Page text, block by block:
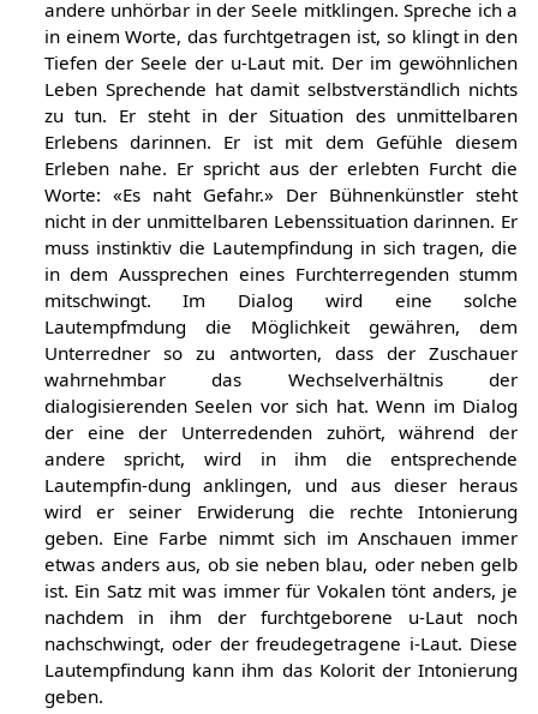
Es ist das Geheimnis der Sprache, dass in jedem Laute
andere unhörbar in der Seele mitklingen. Spreche ich a
in einem Worte, das furchtgetragen ist, so klingt in den
Tiefen der Seele der u-Laut mit. Der im gewöhnlichen
Leben Sprechende hat damit selbstverständlich nichts
zu tun. Er steht in der Situation des unmittelbaren
Erlebens darinnen. Er ist mit dem Gefühle diesem
Erleben nahe. Er spricht aus der erlebten Furcht die
Worte: «Es naht Gefahr.» Der Bühnenkünstler steht
nicht in der unmittelbaren Lebenssituation darinnen. Er
muss instinktiv die Lautempfindung in sich tragen, die
in dem Aussprechen eines Furchterregenden stumm
mitschwingt. Im Dialog wird eine solche
Lautempfmdung die Möglichkeit gewähren, dem
Unterredner so zu antworten, dass der Zuschauer
wahrnehmbar das Wechselverhältnis der
dialogisierenden Seelen vor sich hat. Wenn im Dialog
der eine der Unterredenden zuhört, während der
andere spricht, wird in ihm die entsprechende
Lautempfin-dung anklingen, und aus dieser heraus
wird er seiner Erwiderung die rechte Intonierung
geben. Eine Farbe nimmt sich im Anschauen immer
etwas anders aus, ob sie neben blau, oder neben gelb
ist. Ein Satz mit was immer für Vokalen tönt anders, je
nachdem in ihm der furchtgeborene u-Laut noch
nachschwingt, oder der freudegetragene i-Laut. Diese
Lautempfindung kann ihm das Kolorit der Intonierung